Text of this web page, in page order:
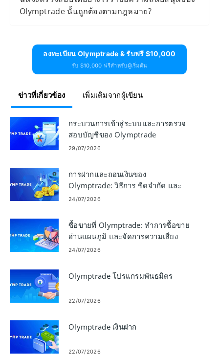
Olymptrade นั้นถูกต้องตามกฎหมาย?
ลงทะเบียน Olymptrade & รับฟรี $10,000
รับ $10,000 ฟรีสำหรับผู้เริ่มต้น
ข่าวที่เกี่ยวข้อง เพิ่มเติมจากผู้เขียน
กระบวนการเข้าสู่ระบบและการตรวจ
สอบบัญชีของ Olymptrade
29/07/2026
การฝากและถอนเงินของ
Olymptrade: วิธีการ ขีดจำกัด และ
เวลาดำเนินการ
24/07/2026
ซื้อขายที่ Olymptrade: ทำการซื้อขาย
อ่านแผนภูมิ และจัดการความเสี่ยง
24/07/2026
Olymptrade โปรแกรมพันธมิตร
22/07/2026
Olymptrade เงินฝาก
22/07/2026